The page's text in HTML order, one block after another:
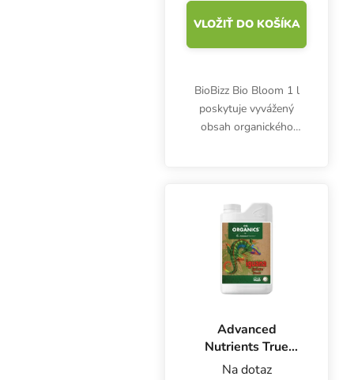
VLOŽIŤ DO KOŠÍKA
BioBizz Bio Bloom 1 l
poskytuje vyvážený
obsah organického
kvety a chutné plody.
Advanced
Nutrients True
Organics Iguana
Na dotaz